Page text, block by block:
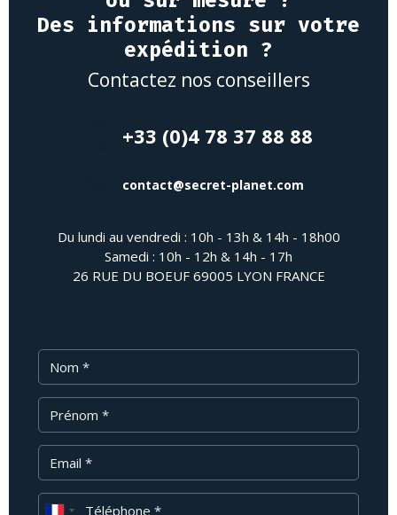
Des informations sur votre
expédition ?
Contactez nos conseillers
+33 (0)4 78 37 88 88
contact@secret-planet.com
Du lundi au vendredi : 10h - 13h & 14h - 18h00
Samedi : 10h - 12h & 14h - 17h
26 RUE DU BOEUF 69005 LYON FRANCE
Nom
Prénom
Email
Téléphone